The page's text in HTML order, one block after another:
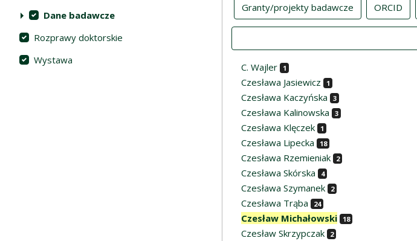
Dane badawcze
Rozprawy doktorskie
Wystawa
Granty/projekty badawcze ORCID
C. Wajler 1
Czesława Jasiewicz 1
Czesława Kaczyńska 3
Czesława Kalinowska 3
Czesława Klęczek 1
Czesława Lipecka 18
Czesława Rzemieniak 2
Czesława Skórska 4
Czesława Szymanek 2
Czesława Trąba 24
Czesław Michałowski 18
Czesław Skrzypczak 2